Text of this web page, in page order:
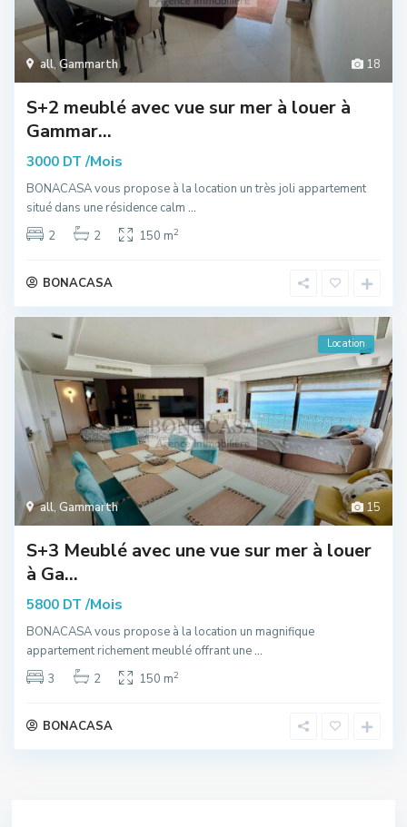
18
all, Gammarth
S+2 meublé avec vue sur mer à louer à
Gammar...
3000 DT /Mois
BONACASA vous propose à la location un très joli appartement
situé dans une résidence calm ...
2
2 150 m2
BONACASA
15
all, Gammarth
Location
S+3 Meublé avec une vue sur mer à louer
à Ga...
5800 DT /Mois
BONACASA vous propose à la location un magnifique
appartement richement meublé offrant une...
3
2 150 m2
BONACASA